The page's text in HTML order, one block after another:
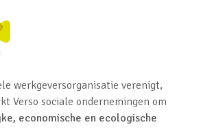
werkgeversorganisatie verenigt,
Verso sociale ondernemingen om
economische en ecologische